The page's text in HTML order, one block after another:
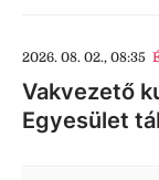
2026. 08. 02., 08:35
Vakvezető
Egyesület